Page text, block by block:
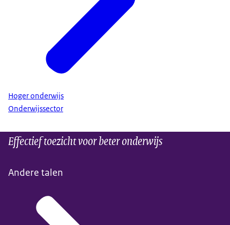
Hoger onderwijs
Onderwijssector
Effectief toezicht voor beter onderwijs
Andere talen